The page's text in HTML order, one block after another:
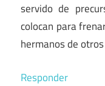
servido de
colocan para
hermanos de
Responder